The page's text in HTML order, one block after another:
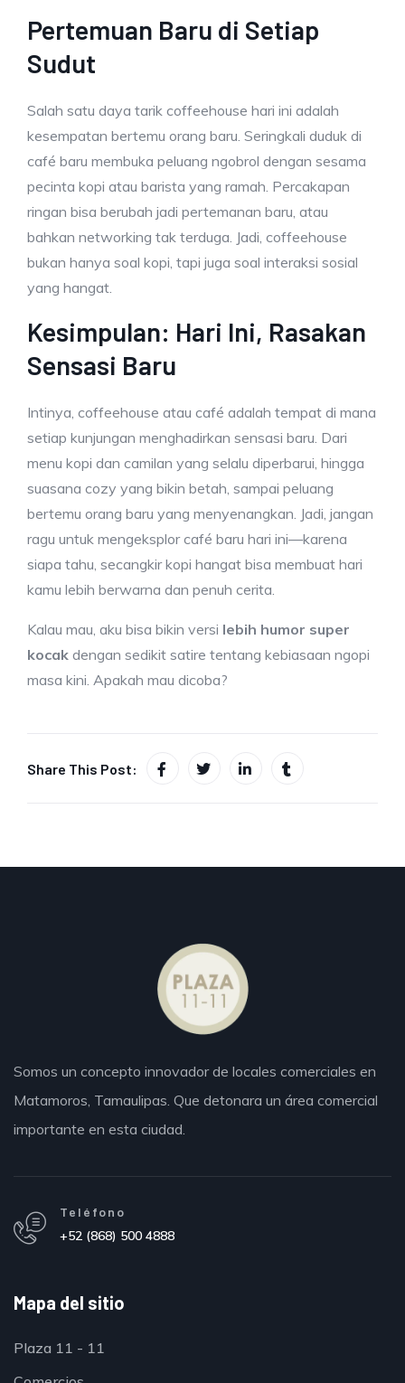
Pertemuan Baru di Setiap
Sudut
Salah satu daya tarik coffeehouse hari ini adalah
kesempatan bertemu orang baru. Seringkali duduk di
café baru membuka peluang ngobrol dengan sesama
pecinta kopi atau barista yang ramah. Percakapan
ringan bisa berubah jadi pertemanan baru, atau
bahkan networking tak terduga. Jadi, coffeehouse
bukan hanya soal kopi, tapi juga soal interaksi sosial
yang hangat.
Kesimpulan: Hari Ini, Rasakan
Sensasi Baru
Intinya, coffeehouse atau café adalah tempat di mana
setiap kunjungan menghadirkan sensasi baru. Dari
menu kopi dan camilan yang selalu diperbarui, hingga
suasana cozy yang bikin betah, sampai peluang
bertemu orang baru yang menyenangkan. Jadi, jangan
ragu untuk mengeksplor café baru hari ini—karena
siapa tahu, secangkir kopi hangat bisa membuat hari
kamu lebih berwarna dan penuh cerita.
Kalau mau, aku bisa bikin versi lebih humor super
kocak dengan sedikit satire tentang kebiasaan ngopi
masa kini. Apakah mau dicoba?
Share This Post:
Somos un concepto innovador de locales comerciales en
Matamoros, Tamaulipas. Que detonara un área comercial
importante en esta ciudad.
Teléfono
+52 (868) 500 4888
Mapa del sitio
Plaza 11 - 11